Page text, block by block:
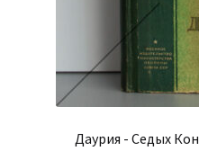
Даурия - Седых